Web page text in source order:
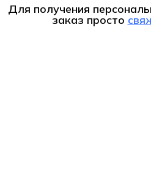
Для получения
заказ просто